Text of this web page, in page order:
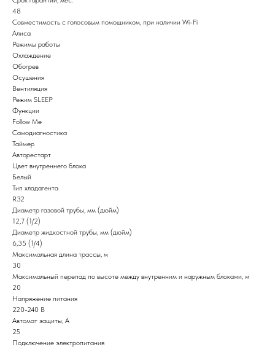
48
Совместимость с голосовым помощником, при наличии Wi-Fi
Алиса
Режимы работы
Охлаждение
Обогрев
Осушения
Вентиляция
Режим SLEEP
Функции
Follow Me
Самодиагностика
Таймер
Авторестарт
Цвет внутреннего блока
Белый
Тип хладагента
R32
Диаметр газовой трубы, мм (дюйм)
12,7 (1/2)
Диаметр жидкостной трубы, мм (дюйм)
6,35 (1/4)
Максимальная длина трассы, м
30
Максимальный перепад по высоте между внутренним и наружным блоками, м
20
Напряжение питания
220-240 В
Автомат защиты, А
25
Подключение электропитания